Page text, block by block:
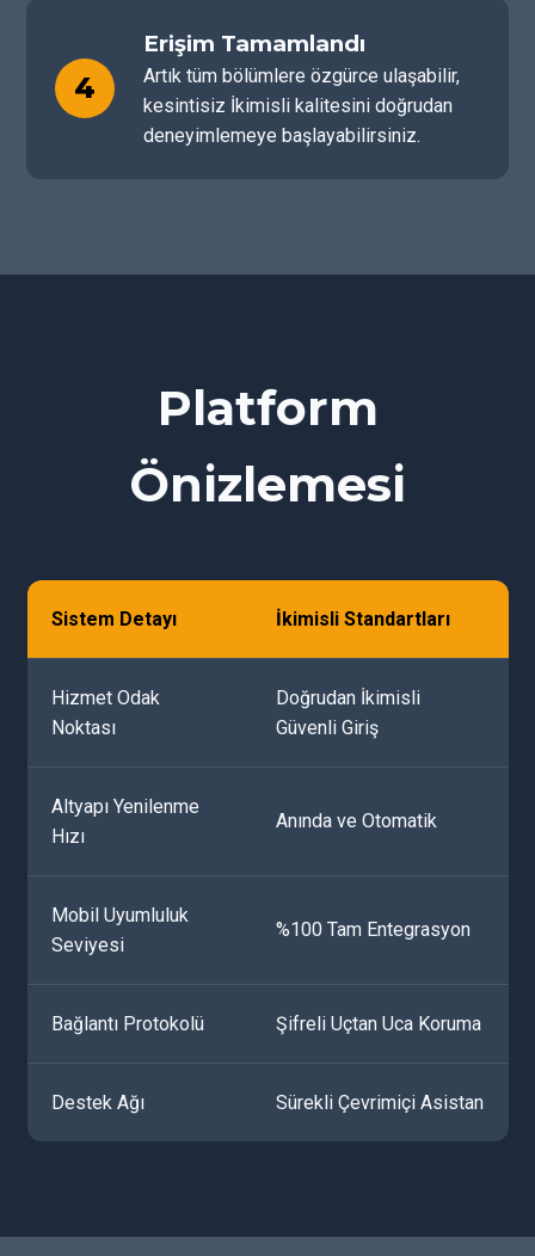
4
Erişim Tamamlandı
Artık tüm bölümlere özgürce ulaşabilir,
kesintisiz İkimisli kalitesini doğrudan
deneyimlemeye başlayabilirsiniz.
Platform
Önizlemesi
Sistem Detayı İkimisli Standartları
Hizmet Odak
Noktası
Doğrudan İkimisli
Güvenli Giriş
Altyapı Yenilenme
Hızı
Anında ve Otomatik
Mobil Uyumluluk
Seviyesi
%100 Tam Entegrasyon
Bağlantı Protokolü Şifreli Uçtan Uca Koruma
Destek Ağı Sürekli Çevrimiçi Asistan